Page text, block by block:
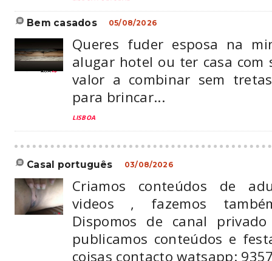
bem casados 05/08/2026
Queres fuder esposa na
alugar hotel ou ter casa com
valor a combinar sem
para brincar...
LISBOA
casal português 03/08/2026
Criamos conteúdos de
videos , fazemos
Dispomos de canal
publicamos conteúdos e
coisas contacto watsapp: